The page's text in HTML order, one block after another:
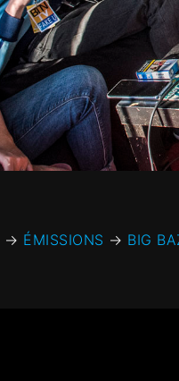
→ ÉMISSIONS → BIG